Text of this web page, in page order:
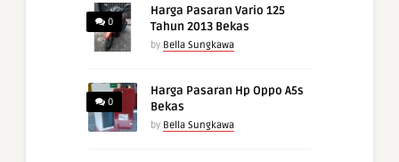
0
Harga Pasaran Vario 125
Tahun 2013 Bekas
by Bella Sungkawa
0
Harga Pasaran Hp Oppo A5s
Bekas
by Bella Sungkawa